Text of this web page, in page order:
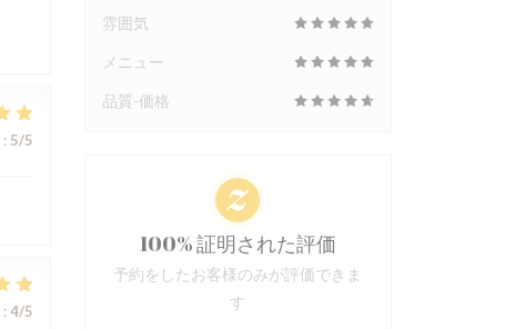
: 5/5
: 4/5
雰囲気
メニュー
品質-価格
100% 証明された評価
予約をしたお客様のみが評価できま
す